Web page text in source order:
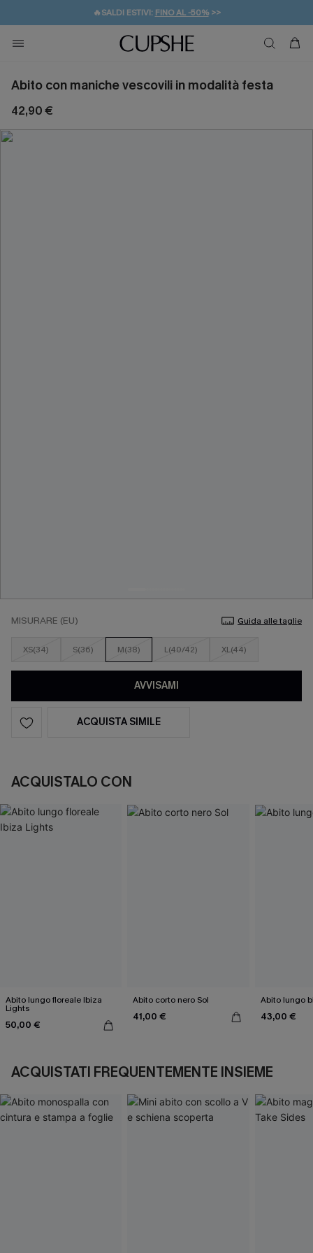
🔥SALDI ESTIVI: FINO AL -50%>>
🚚SPEDIZIONE GRATUITA DA 49€
💌REGALO PER I NUOVI: 20% DI SCONTO*
Abito con maniche vescovili in modalità festa
42,90 €
MISURARE (EU) Guida alle taglie
XS(34) S(36) M(38) L(40/42) XL(44)
AVVISAMI
ACQUISTA SIMILE
ACQUISTALO CON
Abito lungo floreale Ibiza
Lights
50,00 €
Abito corto nero Sol
41,00 €
Abito lungo
43,00 €
ACQUISTATI FREQUENTEMENTE INSIEME